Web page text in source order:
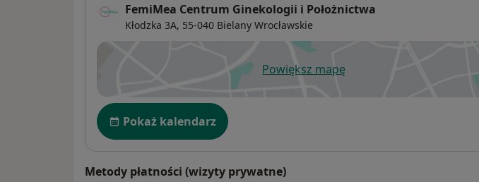
FemiMea Centrum Ginekologii i Położnictwa
Kłodzka 3A, 55-040 Bielany Wrocławskie
Powiększ mapęotwiera się w nowej karcie
Dostępność
Pokaż kalendarz
Metody płatności (wizyty prywatne)